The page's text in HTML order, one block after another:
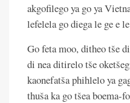
akgofilego ya go ya
lefelela go diega le ge e
Go feta moo, ditheo tše
di nea ditirelo tše
kaonefatša phihlelo ya
thuša ka go tšea boema-